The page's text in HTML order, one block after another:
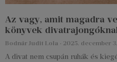
Az vagy, amit magadra
könyvek
Bodnár Judit Lola 2025. december 3.
A divat nem csupán ruhák és